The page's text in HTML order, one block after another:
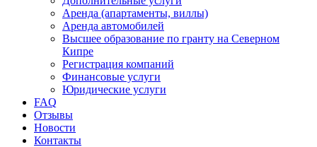
Аренда (апартаменты, виллы)
Аренда автомобилей
Высшее образование по гранту на Северном
Кипре
Регистрация компаний
Финансовые услуги
Юридические услуги
FAQ
Отзывы
Новости
Контакты